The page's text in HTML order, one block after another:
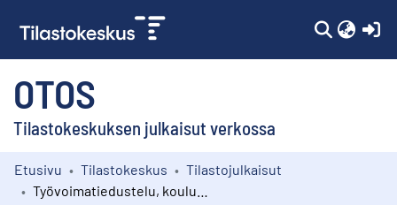
OTOS
Tilastokeskuksen julkaisut verkossa
Kokoelmat
Etusivu Tilastokeskus
Tilastojulkaisut